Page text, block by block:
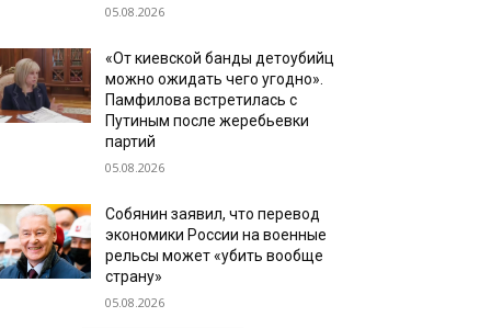
05.08.2026
«От киевской банды детоубийц
можно ожидать чего угодно».
Памфилова встретилась с
Путиным после жеребьевки
партий
05.08.2026
Собянин заявил, что перевод
экономики России на военные
рельсы может «убить вообще
страну»
05.08.2026